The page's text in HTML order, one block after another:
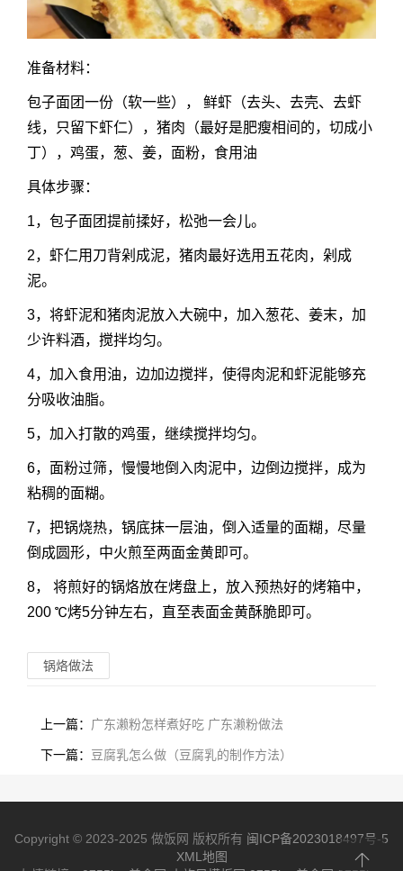
准备材料：
包子面团一份（软一些）， 鲜虾（去头、去壳、去虾
线，只留下虾仁），猪肉（最好是肥瘦相间的，切成小
丁），鸡蛋，葱、姜，面粉，食用油
具体步骤：
1，包子面团提前揉好，松弛一会儿。
2，虾仁用刀背剁成泥，猪肉最好选用五花肉，剁成
泥。
3，将虾泥和猪肉泥放入大碗中，加入葱花、姜末，加
少许料酒，搅拌均匀。
4，加入食用油，边加边搅拌，使得肉泥和虾泥能够充
分吸收油脂。
5，加入打散的鸡蛋，继续搅拌均匀。
6，面粉过筛，慢慢地倒入肉泥中，边倒边搅拌，成为
粘稠的面糊。
7，把锅烧热，锅底抹一层油，倒入适量的面糊，尽量
倒成圆形，中火煎至两面金黄即可。
8， 将煎好的锅烙放在烤盘上，放入预热好的烤箱中，
200 ℃烤5分钟左右，直至表面金黄酥脆即可。
锅烙做法
上一篇： 广东濑粉怎样煮好吃 广东濑粉做法
下一篇： 豆腐乳怎么做（豆腐乳的制作方法）
Copyright © 2023-2025 做饭网 版权所有 闽ICP备2023018497号-5
XML地图